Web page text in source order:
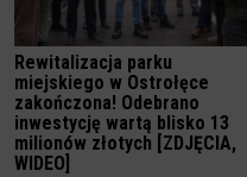
Rewitalizacja parku
miejskiego w Ostrołęce
zakończona! Odebrano
inwestycję wartą blisko 13
milionów złotych [ZDJĘCIA,
WIDEO]